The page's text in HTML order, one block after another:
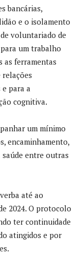
bancárias,
e o isolamento
voluntariado de
um trabalho
as ferramentas
relações
para a
cognitiva.
um mínimo
encaminhamento,
entre outras
até ao
2024. O protocolo
ter continuidade
atingidos e por